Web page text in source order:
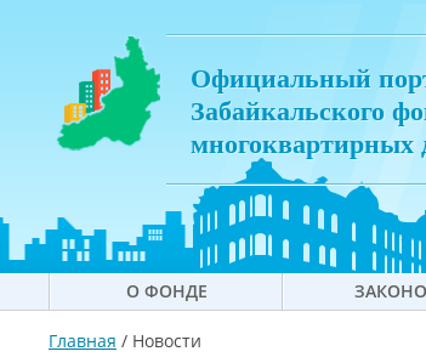
Официальный
Забайкальского
многоквартирных
О ФОНДЕ
Главная / Новости